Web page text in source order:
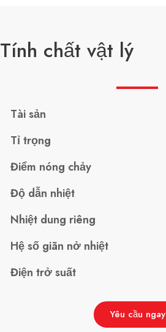
Tính chất vật lý
Tài sản
Tỉ trọng
Điểm nóng chảy
Độ dẫn nhiệt
Nhiệt dung riêng
Hệ số giãn nở nhiệt
Điện trở suất
Yêu cầu ngay